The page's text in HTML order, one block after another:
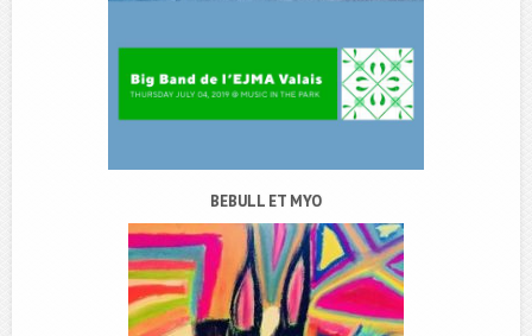
BEBULL ET MYO